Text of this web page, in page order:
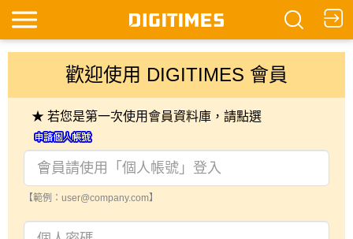
歡迎使用 DIGITIMES 會員
★ 若您是第一次使用會員資料庫，請點選
【範例：user@company.com】